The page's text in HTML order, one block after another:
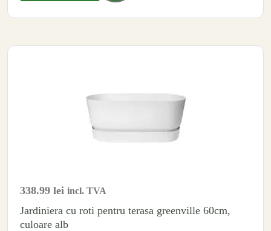
338.99 lei incl. TVA
Jardiniera cu roti pentru terasa greenville 60cm,
culoare alb